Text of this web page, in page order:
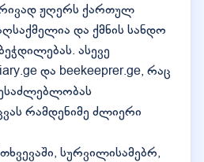
ჟღერს ქართულ
და ქმნის სანდო
ასევე
და beekeeprer.ge, რაც
რამდენიმე ძლიერი
სურვილისამებრ,